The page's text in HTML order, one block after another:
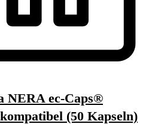
NERA ec-Caps®
(50 Kapseln)